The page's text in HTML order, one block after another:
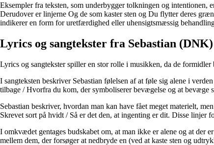
Eksempler fra teksten, som underbygger tolkningen og intentionen,
Derudover er linjerne Og de som kaster sten og Du flytter deres
indikerer en form for uretfærdighed eller uhensigtsmæssig
Lyrics og sangtekster fra Sebastian (DNK)
Lyrics og sangtekster spiller en stor rolle i musikken, da de
I sangteksten beskriver Sebastian følelsen af at føle sig alene i
tilbage / Hvorfra du kom, der symboliserer bevægelse og at bevæge
Sebastian beskriver, hvordan man kan have fået meget materielt,
Skrevet sort på hvidt / Så er det den, at ingenting er dit. Disse
I omkvædet gentages budskabet om, at man ikke er alene og at der
mellem dem, der forsøger at nedbryde en (ved at kaste sten og